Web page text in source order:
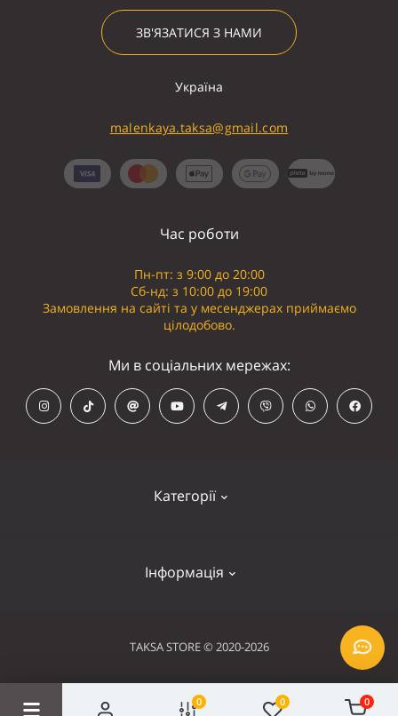
0 0 0
коргі доберман
джек-рассел
ЗВ'ЯЗАТИСЯ З НАМИ
Україна
malenkaya.taksa@gmail.com
Категорії
Інформація
Контакти
Умови використання
Час роботи
Пн-пт: з 9:00 до 20:00
Сб-нд: з 10:00 до 19:00
Замовлення на сайті та у месенджерах приймаємо
цілодобово.
Ми в соціальних мережах:
TAKSA STORE © 2020-2026